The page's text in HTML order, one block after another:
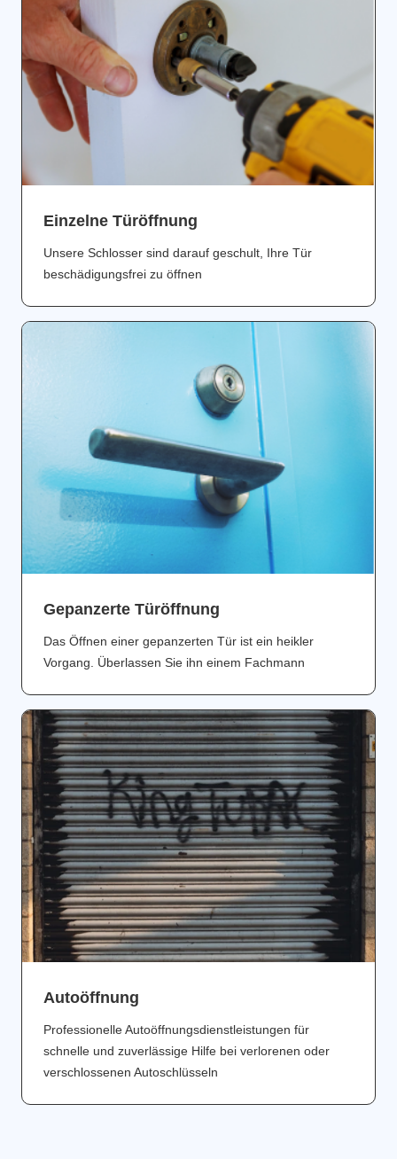
Einzelne Türöffnung
Unsere Schlosser sind darauf geschult, Ihre Tür
beschädigungsfrei zu öffnen
Gepanzerte Türöffnung
Das Öffnen einer gepanzerten Tür ist ein heikler
Vorgang. Überlassen Sie ihn einem Fachmann
Аutoöffnung
Professionelle Autoöffnungsdienstleistungen für
schnelle und zuverlässige Hilfe bei verlorenen oder
verschlossenen Autoschlüsseln